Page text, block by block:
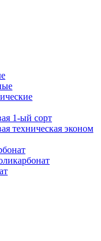
1-ый сорт
техническая эконом